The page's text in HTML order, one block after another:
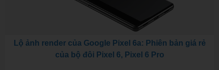
Lộ ảnh render của Google Pixel 6a: Phiên bản giá rẻ
của bộ đôi Pixel 6, Pixel 6 Pro